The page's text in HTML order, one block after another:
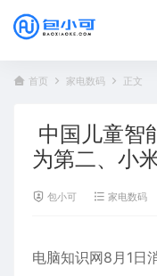
首页 家电数码 正文
中国儿童智
为第二、小
包小可 家电数码
电脑知识网8月1日